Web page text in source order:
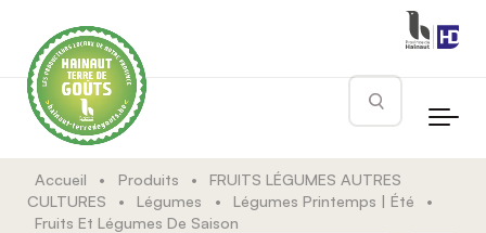
Rechercher
Accueil • Produits •
FRUITS LÉGUMES AUTRES
CULTURES
• Légumes • Légumes Printemps | Été
•
Fruits Et Légumes De Saison